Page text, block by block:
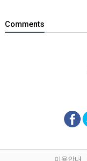
Comments
이용안내